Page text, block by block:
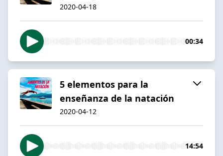
2020-04-18
00:34
5 elementos para la
enseñanza de la natación
2020-04-12
14:54